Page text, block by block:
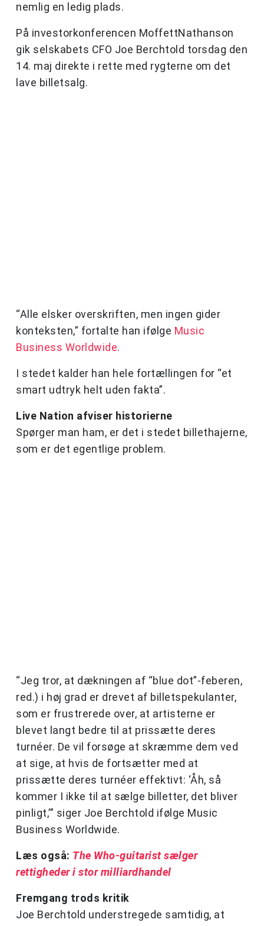
nemlig en ledig plads.
På investorkonferencen MoffettNathanson
gik selskabets CFO Joe Berchtold torsdag den
14. maj direkte i rette med rygterne om det
lave billetsalg.
“Alle elsker overskriften, men ingen gider
konteksten,” fortalte han ifølge Music
Business Worldwide.
I stedet kalder han hele fortællingen for “et
smart udtryk helt uden fakta”.
Live Nation afviser historierne
Spørger man ham, er det i stedet billethajerne,
som er det egentlige problem.
“Jeg tror, at dækningen af “blue dot”-feberen,
red.) i høj grad er drevet af billetspekulanter,
som er frustrerede over, at artisterne er
blevet langt bedre til at prissætte deres
turnéer. De vil forsøge at skræmme dem ved
at sige, at hvis de fortsætter med at
prissætte deres turnéer effektivt: ‘Åh, så
kommer I ikke til at sælge billetter, det bliver
pinligt,’” siger Joe Berchtold ifølge Music
Business Worldwide.
Læs også: The Who-guitarist sælger
rettigheder i stor milliardhandel
Fremgang trods kritik
Joe Berchtold understregede samtidig, at